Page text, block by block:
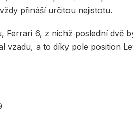
přináší určitou nejistotu.
Ferrari 6, z nichž poslední dvě
vzadu, a to díky pole position